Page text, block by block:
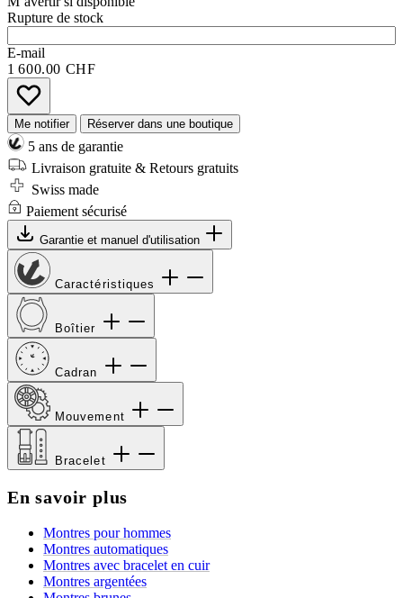
Rupture de stock
E-mail
1 600.00 CHF
Me notifier Réserver dans une boutique
5 ans de garantie
Livraison gratuite & Retours gratuits
Swiss made
Paiement sécurisé
Garantie et manuel d'utilisation
Caractéristiques
Boîtier
Cadran
Mouvement
Bracelet
En savoir plus
Montres pour hommes
Montres automatiques
Montres avec bracelet en cuir
Montres argentées